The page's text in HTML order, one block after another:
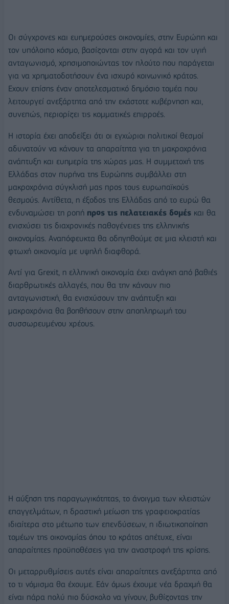
Οι σύγχρονες και ευημερούσες οικονομίες, στην Ευρώπη και
τον υπόλοιπο κόσμο, βασίζονται στην αγορά και τον υγιή
ανταγωνισμό, χρησιμοποιώντας τον πλούτο που παράγεται
για να χρηματοδοτήσουν ένα ισχυρό κοινωνικό κράτος.
Εχουν επίσης έναν αποτελεσματικό δημόσιο τομέα που
λειτουργεί ανεξάρτητα από την εκάστοτε κυβέρνηση και,
συνεπώς, περιορίζει τις κομματικές επιρροές.
Η ιστορία έχει αποδείξει ότι οι εγχώριοι πολιτικοί θεσμοί
αδυνατούν να κάνουν τα απαραίτητα για τη μακροχρόνια
ανάπτυξη και ευημερία της χώρας μας. Η συμμετοχή της
Ελλάδας στον πυρήνα της Ευρώπης συμβάλλει στη
μακροχρόνια σύγκλισή μας προς τους ευρωπαϊκούς
θεσμούς. Αντίθετα, η έξοδος της Ελλάδας από το ευρώ θα
ενδυναμώσει τη ροπή προς τις πελατειακές δομές και θα
ενισχύσει τις διαχρονικές παθογένειες της ελληνικής
οικονομίας. Αναπόφευκτα θα οδηγηθούμε σε μια κλειστή και
φτωχή οικονομία με υψηλή διαφθορά.
Αντί για Grexit, η ελληνική οικονομία έχει ανάγκη από βαθιές
διαρθρωτικές αλλαγές, που θα την κάνουν πιο
ανταγωνιστική, θα ενισχύσουν την ανάπτυξη και
μακροχρόνια θα βοηθήσουν στην αποπληρωμή του
συσσωρευμένου χρέους.
Η αύξηση της παραγωγικότητας, το άνοιγμα των κλειστών
επαγγελμάτων, η δραστική μείωση της γραφειοκρατίας
ιδιαίτερα στο μέτωπο των επενδύσεων, η ιδιωτικοποίηση
τομέων της οικονομίας όπου το κράτος απέτυχε, είναι
απαραίτητες προϋποθέσεις για την αναστροφή της κρίσης.
Οι μεταρρυθμίσεις αυτές είναι απαραίτητες ανεξάρτητα από
το τι νόμισμα θα έχουμε. Εάν όμως έχουμε νέα δραχμή θα
είναι πάρα πολύ πιο δύσκολο να γίνουν, βυθίζοντας την